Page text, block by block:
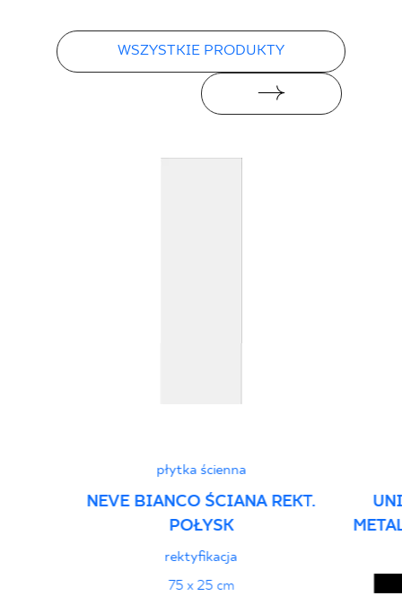
WSZYSTKIE PRODUKTY
płytka ścienna
NEVE BIANCO ŚCIANA REKT.
POŁYSK
rektyfikacja
75 x 25 cm